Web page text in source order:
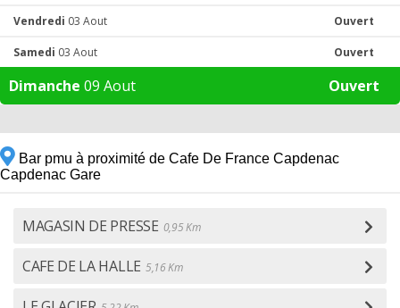
Vendredi 03 Aout Ouvert
Samedi 03 Aout Ouvert
Dimanche 09 Aout Ouvert
Bar pmu à proximité de Cafe De France Capdenac
Capdenac Gare
MAGASIN DE PRESSE 0,95 Km
CAFE DE LA HALLE 5,16 Km